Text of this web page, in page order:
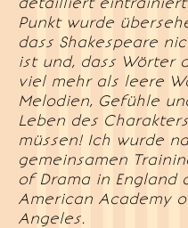
Punkt wurde
dass Shakespeare
ist und, dass Wörter
viel mehr als leere
Melodien, Gefühle
Leben des
müssen! Ich wurde
gemeinsamen
of Drama in England
American Academy
Angeles.